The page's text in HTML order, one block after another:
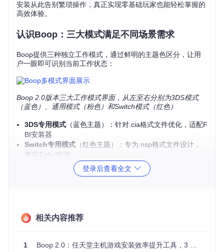
安装从此告别繁琐操作，真正实现零基础玩家也能轻松掌握的
高效体验。
认识Boop：三大模式满足不同场景需求
Boop提供三种独立工作模式，通过鲜明的主题色区分，让用
户一眼即可识别当前工作状态：
Boop 2.0版本三大工作模式界面，从左至右分别为3DS模式
（蓝色）、通用模式（粉色）和Switch模式（红色）
3DS专用模式 （蓝色主题）：针对.cia格式文件优化，适配F
BI安装器
Switch专用模式 （红色主题）：专为.nsp格式文件设计，
兼容Tinfoil安装
（粉色主题）：同时支持两种格式，适合多设
1. 获取并启动程序
登录后查看全文
相关内容推荐
1 Boop 2.0：任天堂主机游戏安装效率提升工具，3 分钟完成跨平台文件传输